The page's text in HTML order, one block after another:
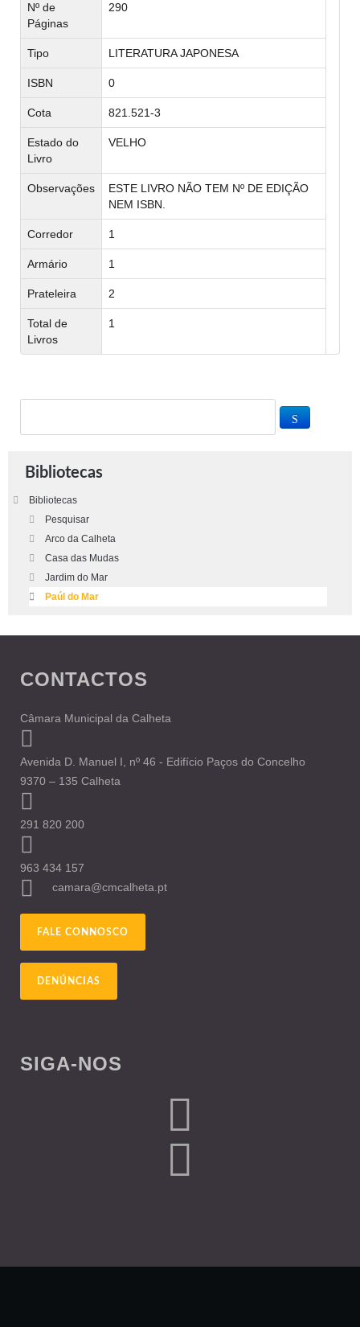
Nº de
Páginas
290
Tipo LITERATURA JAPONESA
ISBN 0
Cota 821.521-3
Estado do
Livro
VELHO
Observações
ESTE LIVRO NÃO TEM Nº DE EDIÇÃO
NEM ISBN.
Corredor 1
Armário 1
Prateleira 2
Total de
Livros
1
Bibliotecas
Bibliotecas
Pesquisar
Arco da Calheta
Casa das Mudas
Jardim do Mar
Paúl do Mar
CONTACTOS
Câmara Municipal da Calheta
Avenida D. Manuel I, nº 46 - Edifício Paços do Concelho
9370 – 135 Calheta
291 820 200
963 434 157
camara@cmcalheta.pt
FALE CONNOSCO
DENÚNCIAS
SIGA-NOS